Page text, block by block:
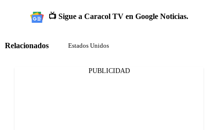
📺 Sigue a Caracol TV en Google Noticias.
Relacionados Estados Unidos
PUBLICIDAD